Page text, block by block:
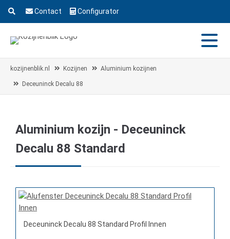
Contact Configurator
kozijnenblik.nl Kozijnen Aluminium kozijnen
Deceuninck Decalu 88
Aluminium kozijn - Deceuninck
Decalu 88 Standard
Deceuninck Decalu 88 Standard Profil Innen